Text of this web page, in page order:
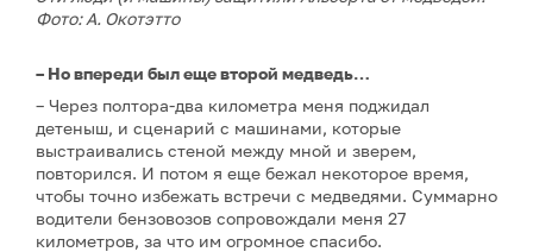
Фото: А. Окотэтто
– Но впереди был еще второй медведь…
– Через полтора-два километра меня поджидал
детеныш, и сценарий с машинами, которые
выстраивались стеной между мной и зверем,
повторился. И потом я еще бежал некоторое время,
чтобы точно избежать встречи с медведями. Суммарно
водители бензовозов сопровождали меня 27
километров, за что им огромное спасибо.